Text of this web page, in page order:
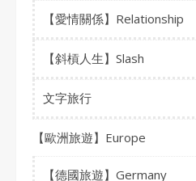
【愛情關係】Relationship
【斜槓人生】Slash
文字旅行
【歐洲旅遊】Europe
【德國旅遊】Germany